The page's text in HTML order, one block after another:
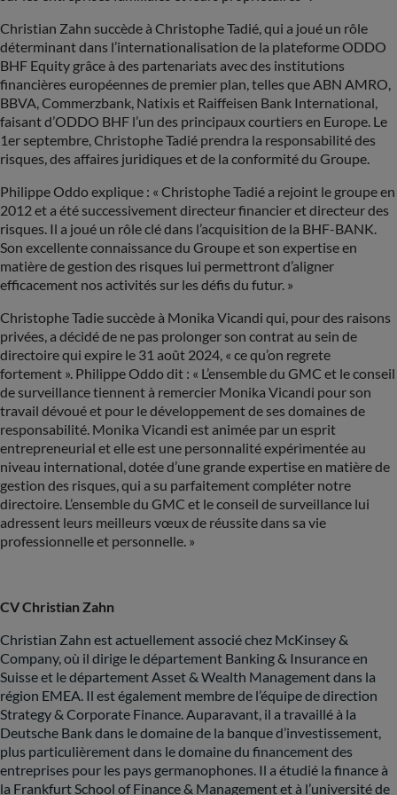
Christian Zahn succède à Christophe Tadié, qui a joué un rôle
déterminant dans l’internationalisation de la plateforme ODDO
BHF Equity grâce à des partenariats avec des institutions
financières européennes de premier plan, telles que ABN AMRO,
BBVA, Commerzbank, Natixis et Raiffeisen Bank International,
faisant d’ODDO BHF l’un des principaux courtiers en Europe. Le
1er septembre, Christophe Tadié prendra la responsabilité des
risques, des affaires juridiques et de la conformité du Groupe.
Philippe Oddo explique : « Christophe Tadié a rejoint le groupe en
2012 et a été successivement directeur financier et directeur des
risques. Il a joué un rôle clé dans l’acquisition de la BHF-BANK.
Son excellente connaissance du Groupe et son expertise en
matière de gestion des risques lui permettront d’aligner
efficacement nos activités sur les défis du futur. »
Christophe Tadie succède à Monika Vicandi qui, pour des raisons
privées, a décidé de ne pas prolonger son contrat au sein de
directoire qui expire le 31 août 2024, « ce qu’on regrete
fortement ». Philippe Oddo dit : « L’ensemble du GMC et le conseil
de surveillance tiennent à remercier Monika Vicandi pour son
travail dévoué et pour le développement de ses domaines de
responsabilité. Monika Vicandi est animée par un esprit
entrepreneurial et elle est une personnalité expérimentée au
niveau international, dotée d’une grande expertise en matière de
gestion des risques, qui a su parfaitement compléter notre
directoire. L’ensemble du GMC et le conseil de surveillance lui
adressent leurs meilleurs vœux de réussite dans sa vie
professionnelle et personnelle. »
CV Christian Zahn
Christian Zahn est actuellement associé chez McKinsey &
Company, où il dirige le département Banking & Insurance en
Suisse et le département Asset & Wealth Management dans la
région EMEA. Il est également membre de l’équipe de direction
Strategy & Corporate Finance. Auparavant, il a travaillé à la
Deutsche Bank dans le domaine de la banque d’investissement,
plus particulièrement dans le domaine du financement des
entreprises pour les pays germanophones. Il a étudié la finance à
la Frankfurt School of Finance & Management et à l’université de